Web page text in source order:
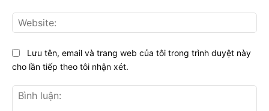
Lưu tên, email và trang web của tôi trong trình duyệt này
cho lần tiếp theo tôi nhận xét.